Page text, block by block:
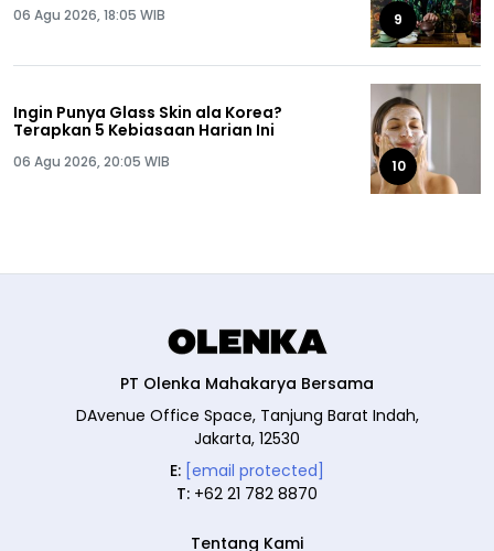
06 Agu 2026, 18:05 WIB 9
Ingin Punya Glass Skin ala Korea?
Terapkan 5 Kebiasaan Harian Ini
06 Agu 2026, 20:05 WIB 10
PT Olenka Mahakarya Bersama
DAvenue Office Space, Tanjung Barat Indah,
Jakarta, 12530
E: [email protected]
T: +62 21 782 8870
Tentang Kami